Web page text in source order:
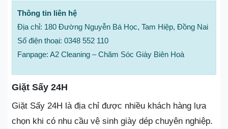
Thông tin liên hệ
Địa chỉ: 180 Đường Nguyễn Bá Học, Tam Hiệp, Đồng Nai
Số điện thoại: 0348 552 110
Fanpage: A2 Cleaning – Chăm Sóc Giày Biên Hoà
Giặt Sấy 24H
Giặt Sấy 24H là địa chỉ được nhiều khách hàng lựa
chọn khi có nhu cầu vệ sinh giày dép chuyên nghiệp.